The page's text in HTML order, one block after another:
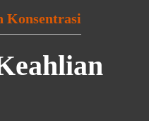
Konsentrasi